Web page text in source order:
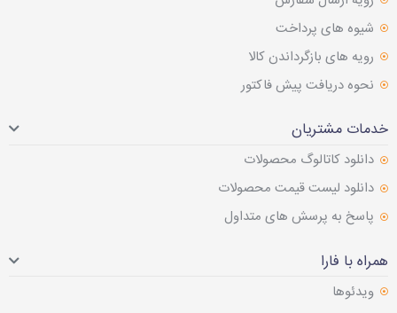
شیوه های پرداخت
رویه های بازگرداندن کالا
نحوه دریافت پیش فاکتور
خدمات مشتریان
دانلود کاتالوگ محصولات
دانلود لیست قیمت محصولات
پاسخ به پرسش های متداول
همراه با فارا
ویدئوها